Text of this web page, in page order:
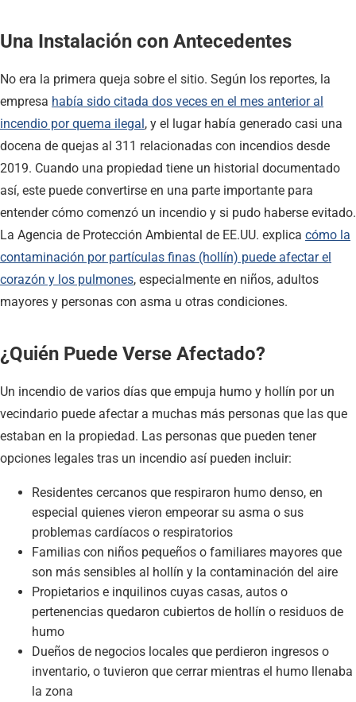
Una Instalación con Antecedentes
No era la primera queja sobre el sitio. Según los reportes, la
empresa había sido citada dos veces en el mes anterior al
incendio por quema ilegal, y el lugar había generado casi una
docena de quejas al 311 relacionadas con incendios desde
2019. Cuando una propiedad tiene un historial documentado
así, este puede convertirse en una parte importante para
entender cómo comenzó un incendio y si pudo haberse evitado.
La Agencia de Protección Ambiental de EE.UU. explica cómo la
contaminación por partículas finas (hollín) puede afectar el
corazón y los pulmones, especialmente en niños, adultos
mayores y personas con asma u otras condiciones.
¿Quién Puede Verse Afectado?
Un incendio de varios días que empuja humo y hollín por un
vecindario puede afectar a muchas más personas que las que
estaban en la propiedad. Las personas que pueden tener
opciones legales tras un incendio así pueden incluir:
Residentes cercanos que respiraron humo denso, en
especial quienes vieron empeorar su asma o sus
problemas cardíacos o respiratorios
Familias con niños pequeños o familiares mayores que
son más sensibles al hollín y la contaminación del aire
Propietarios e inquilinos cuyas casas, autos o
pertenencias quedaron cubiertos de hollín o residuos de
humo
Dueños de negocios locales que perdieron ingresos o
inventario, o tuvieron que cerrar mientras el humo llenaba
la zona